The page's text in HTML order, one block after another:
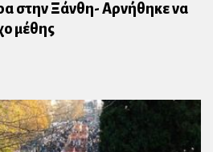
στην Ξάνθη- Αρνήθηκε να
μέθης